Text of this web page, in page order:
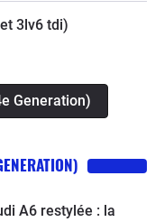
3lv6 tdi)
Generation)
A6 restylée : la